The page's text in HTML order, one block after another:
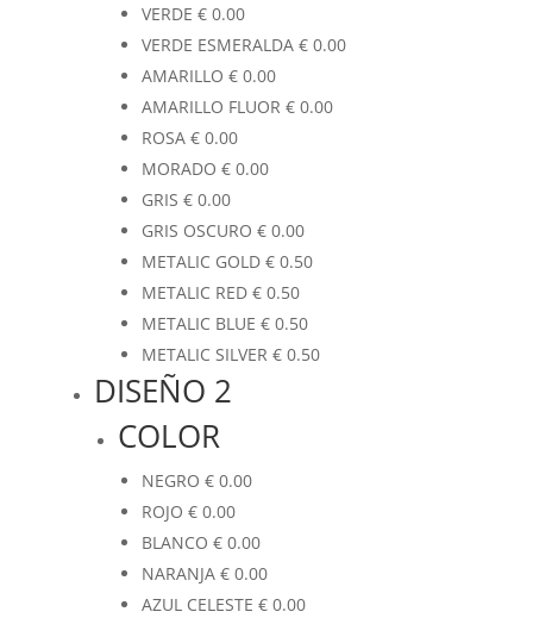
VERDE €0.00
VERDE ESMERALDA €0.00
AMARILLO €0.00
AMARILLO FLUOR €0.00
ROSA €0.00
MORADO €0.00
GRIS €0.00
GRIS OSCURO €0.00
METALIC GOLD €0.50
METALIC RED €0.50
METALIC BLUE €0.50
METALIC SILVER €0.50
DISEÑO 2
COLOR
NEGRO €0.00
ROJO €0.00
BLANCO €0.00
NARANJA €0.00
AZUL CELESTE €0.00